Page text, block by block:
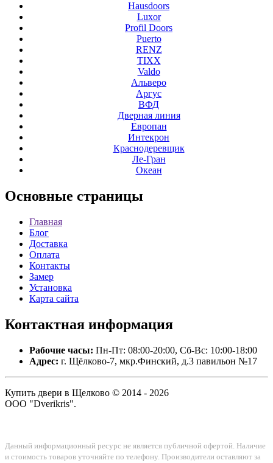
Hausdoors
Luxor
Profil Doors
Puerto
RENZ
TIXX
Valdo
Альверо
Аргус
ВФД
Дверная линия
Европан
Интекрон
Краснодеревщик
Ле-Гран
Океан
Основные страницы
Главная
Блог
Доставка
Оплата
Контакты
Замер
Установка
Карта сайта
Контактная информация
Рабочие часы: Пн-Пт: 08:00-20:00, Сб-Вс: 10:00-18:00
Адрес: г. Щёлково-7, мкр.Финский, д.3 павильон №17
Купить двери в Щелково © 2014 - 2026
ООО "Dverikris".
Данный информационный ресурс не является публичной офертой. Наличие
и стоимость товаров уточняйте по телефону. Производители оставляют за